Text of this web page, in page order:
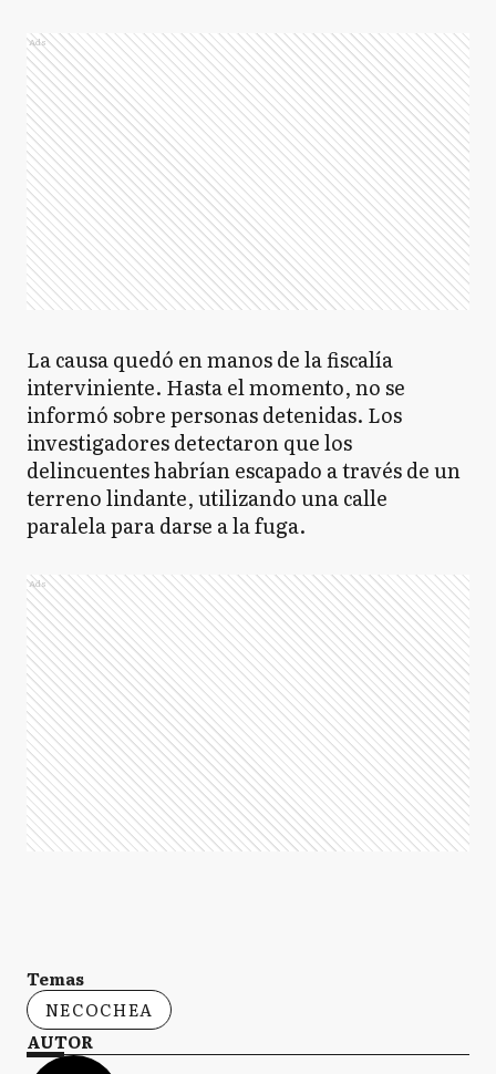
Ads
La causa quedó en manos de la fiscalía
interviniente. Hasta el momento, no se
informó sobre personas detenidas. Los
investigadores detectaron que los
delincuentes habrían escapado a través de un
terreno lindante, utilizando una calle
paralela para darse a la fuga.
Ads
Temas
NECOCHEA
AUTOR